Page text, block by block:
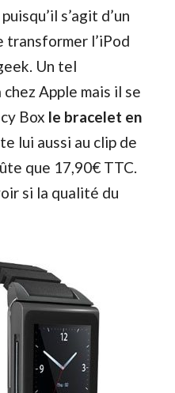
s’agit d’un
transformer l’iPod
Un tel
Apple mais il se
Box le bracelet en
lui aussi au clip de
que 17,90€ TTC.
si la qualité du